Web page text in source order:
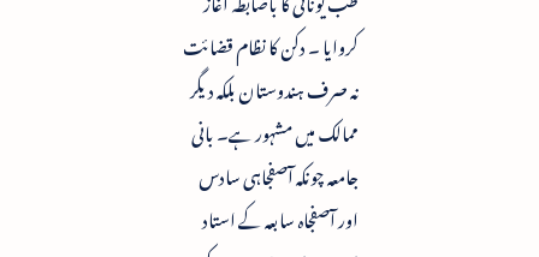
کروایا ۔ دکن کا نظام قضا ئت
نہ صرف ہندوستان بلکہ دیگر
ممالک میں مشہور ہے۔ بانی
جامعہ چونکہ آصفجاہی سادس
اور آصفجاہ سابعہ کے استاد